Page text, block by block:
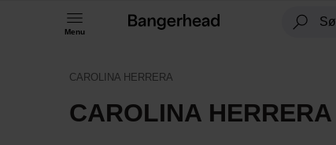
Menu
CAROLINA HERRERA
CAROLINA HERRERA